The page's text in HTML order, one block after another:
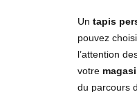
Un tapis
pouvez
l’attention
votre
du parcours